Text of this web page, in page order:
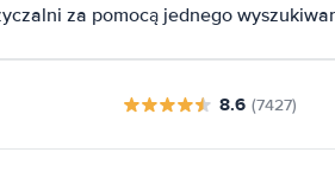
za pomocą jednego
8.6 (7427)